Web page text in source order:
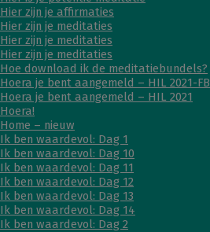
Hier zijn je affirmaties
Hier zijn je meditaties
Hier zijn je meditaties
Hier zijn je meditaties
Hoe download ik de meditatiebundels?
Hoera je bent aangemeld – HIL 2021-FB
Hoera je bent aangemeld – HIL 2021
Hoera!
Home – nieuw
Ik ben waardevol: Dag 1
Ik ben waardevol: Dag 10
Ik ben waardevol: Dag 11
Ik ben waardevol: Dag 12
Ik ben waardevol: Dag 13
Ik ben waardevol: Dag 14
Ik ben waardevol: Dag 2